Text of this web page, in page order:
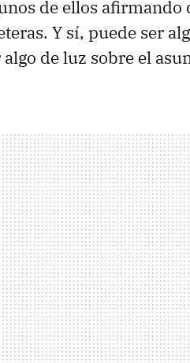
de ellos afirmando
Y sí, puede ser
de luz sobre el